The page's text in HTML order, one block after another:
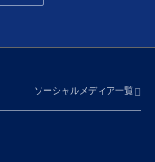
ソーシャルメディア一覧